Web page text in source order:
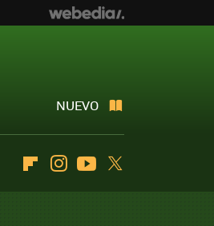
NUEVO
FlipboardInstagramYoutube